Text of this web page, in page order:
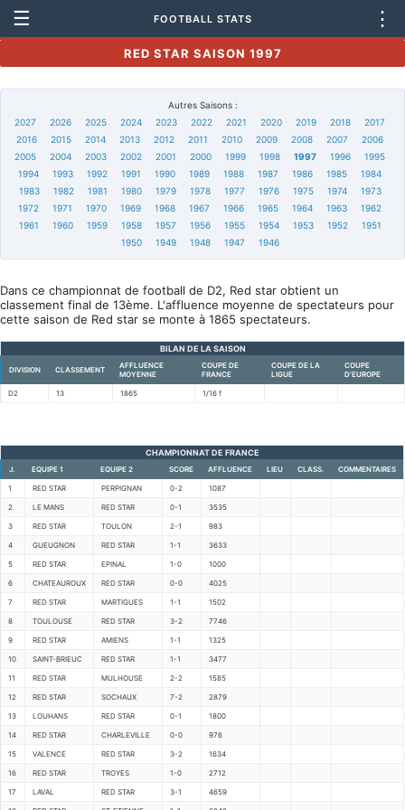
☰ FOOTBALL STATS ⋮
RED STAR SAISON 1997
Autres Saisons :
2027
2026 2025 2024 2023 2022 2021 2020 2019 2018
2017
2016
2015 2014 2013 2012 2011 2010 2009 2008 2007
2006
2005
2004 2003 2002 2001 2000 1999 1998 1997 1996
1995
1994
1993 1992 1991 1990 1989 1988 1987 1986 1985
1984
1983
1982 1981 1980 1979 1978 1977 1976 1975 1974
1973
1972
1971 1970 1969 1968 1967 1966 1965 1964 1963
1962
1961
1960 1959 1958 1957 1956 1955 1954 1953 1952
1951
1950
1949 1948 1947 1946
Dans ce championnat de football de D2, Red star obtient un
classement final de 13ème. L'affluence moyenne de spectateurs pour
cette saison de Red star se monte à 1865 spectateurs.
BILAN DE LA SAISON
DIVISION CLASSEMENT
AFFLUENCE
MOYENNE
COUPE DE
FRANCE
COUPE DE LA
LIGUE
COUPE
D'EUROPE
D2 13 1865 1/16 f
CHAMPIONNAT DE FRANCE
J. EQUIPE 1 EQUIPE 2 SCORE AFFLUENCE LIEU CLASS. COMMENTAIRES
1 RED STAR PERPIGNAN 0-2 1087
2 LE MANS RED STAR 0-1 3535
3 RED STAR TOULON 2-1 983
4 GUEUGNON RED STAR 1-1 3633
5 RED STAR EPINAL 1-0 1000
6 CHATEAUROUX RED STAR 0-0 4025
7 RED STAR MARTIGUES 1-1 1502
8 TOULOUSE RED STAR 3-2 7746
9 RED STAR AMIENS 1-1 1325
10 SAINT-BRIEUC RED STAR 1-1 3477
11 RED STAR MULHOUSE 2-2 1585
12 RED STAR SOCHAUX 7-2 2879
13 LOUHANS RED STAR 0-1 1800
14 RED STAR CHARLEVILLE 0-0 976
15 VALENCE RED STAR 3-2 1634
16 RED STAR TROYES 1-0 2712
17 LAVAL RED STAR 3-1 4659